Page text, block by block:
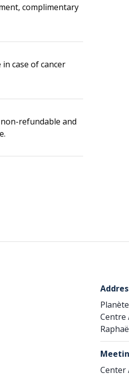
complimentary
case of cancer
refundable and
Centre
Center